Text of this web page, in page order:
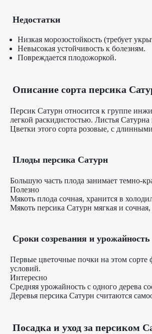
Недостатки
Низкая морозостойкость (требует
Невысокая устойчивость к болезням.
Повреждается плодожоркой.
Описание сорта персика
Персик Сатурн относится к группе
легкой раскидистостью. Листья
Цветки этого сорта розовые, с
Плоды персика Сатурн
Большую часть плода занимает темно-
Полезно
Мякоть плода сочная, хранится в
Мякоть персика Сатурн мягкая и
Сроки созревания и урожайность
Первые цветочные почки на этом сорте
условий.
Интересно
Средняя урожайность с одного дерева
Деревья персика Сатурн считаются
Посадка и уход за персиком